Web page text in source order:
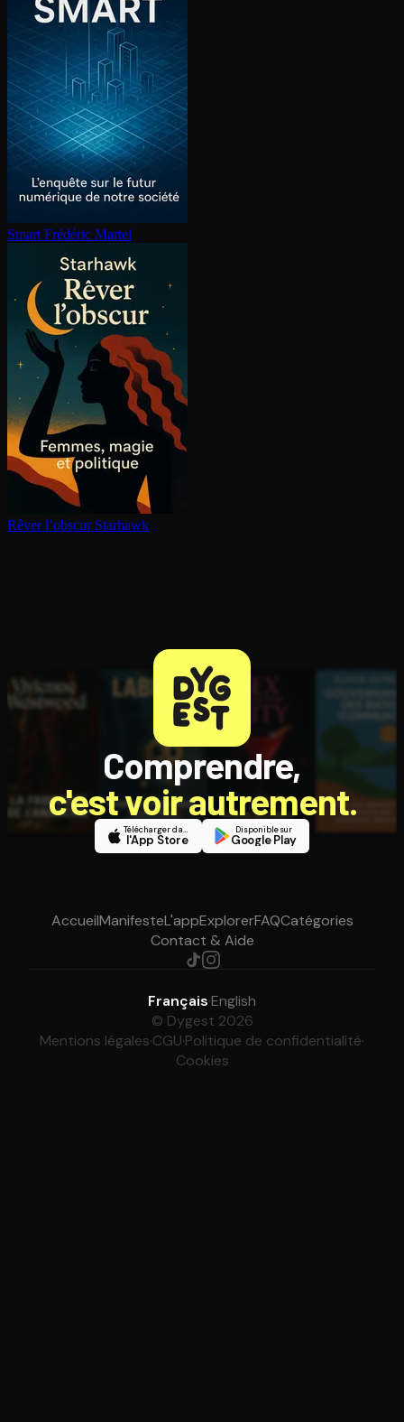
Smart Frédéric Martel
Rêver l’obscur Starhawk
Comprendre,
c'est voir autrement.
Télécharger dans
l'App Store
Disponible sur
Google Play
AccueilManifesteL'appExplorerFAQCatégories
Contact & Aide
Français·English
© Dygest 2026
Mentions légales·CGU·Politique de confidentialité·
Cookies